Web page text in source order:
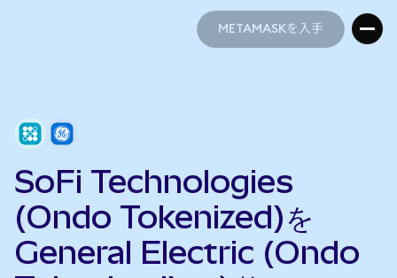
METAMASKを入手
SoFi Technologies
(Ondo Tokenized)を
General Electric (Ondo